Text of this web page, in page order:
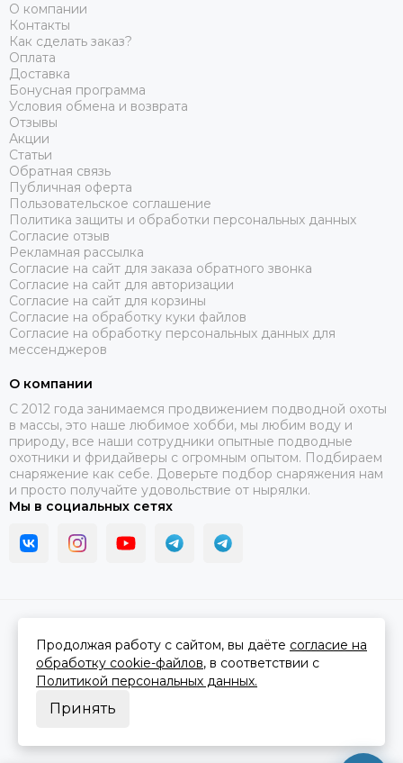
О компании
Контакты
Как сделать заказ?
Оплата
Доставка
Бонусная программа
Условия обмена и возврата
Отзывы
Акции
Статьи
Обратная связь
Публичная оферта
Пользовательское соглашение
Политика защиты и обработки персональных данных
Согласие отзыв
Рекламная рассылка
Согласие на сайт для заказа обратного звонка
Согласие на сайт для авторизации
Согласие на сайт для корзины
Согласие на обработку куки файлов
Согласие на обработку персональных данных для
мессенджеров
О компании
C 2012 года занимаемся продвижением подводной охоты
в массы, это наше любимое хобби, мы любим воду и
природу, все наши сотрудники опытные подводные
охотники и фридайверы с огромным опытом. Подбираем
снаряжение как себе. Доверьте подбор снаряжения нам
и просто получайте удовольствие от нырялки.
Мы в социальных сетях
Сделано вMOSK.STUDIOдля платформыInSales
Продолжая работу с сайтом, вы даёте согласие на
обработку cookie-файлов, в соответствии с
Политикой персональных данных.
Принять